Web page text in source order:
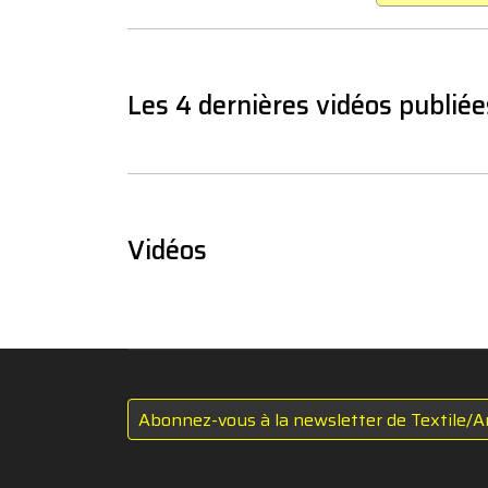
Les 4 dernières vidéos
Vidéos
Abonnez-vous à la newsletter de Textile/